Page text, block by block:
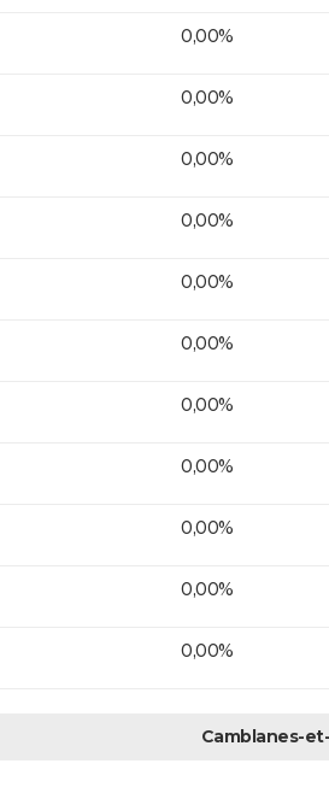
0,00%
0,00%
0,00%
0,00%
0,00%
0,00%
0,00%
0,00%
0,00%
0,00%
0,00%
Camblanes-